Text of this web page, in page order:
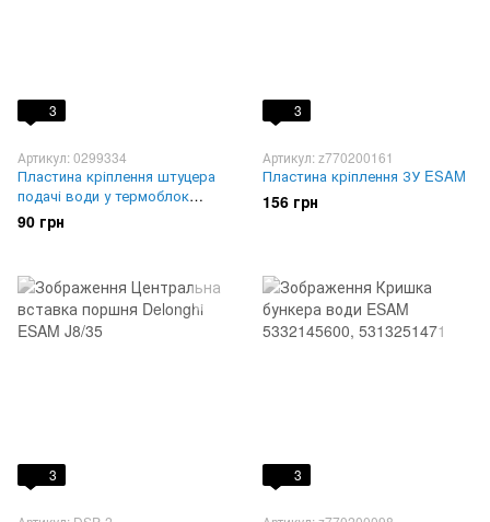
3
Артикул: 0299334
Пластина кріплення штуцера
подачі води у термоблок
ESAM
90 грн
3
Артикул: z770200161
Пластина кріплення ЗУ ESAM
156 грн
3 3